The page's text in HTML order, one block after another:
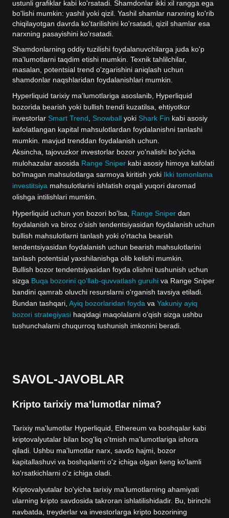
ustunli grafiklar kabi ko'rsatadi. Shamdonlar ikki xil rangga ega
bo'lishi mumkin: yashil yoki qizil. Yashil shamlar narxning ko'rib
chiqilayotgan davrda ko'tarilishini ko'rsatadi, qizil shamlar esa
narxning pasayishini ko'rsatadi.
Shamdonlarning oddiy tuzilishi foydalanuvchilarga juda ko'p
ma'lumotlarni taqdim etishi mumkin. Texnik tahlilchilar,
masalan, potentsial trend o'zgarishini aniqlash uchun
shamdonlar naqshlaridan foydalanishlari mumkin.
Hyperliquid tarixiy ma'lumotlariga asoslanib, Hyperliquid
bozorida bearish yoki bullish trendi kuzatilsa, ehtiyotkor
investorlar Smart Trend Snowball yoki Shark Fin kabi asosiy
kafolatlangan kapital mahsulotlardan foydalanishni tanlashi
mumkin. mavjud trenddan foydalanish uchun.
Aksincha, tajovuzkor investorlar bozor yo'nalishi bo'yicha
mulohazalar asosida Range Sniper kabi asosiy himoya kafolati
bo'lmagan mahsulotlarga sarmoya kiritish yoki Ikki tomonlama
investitsiya mahsulotlarini ishlatish orqali yuqori daromad
olishga intilishlari mumkin.
Hyperliquid uchun yon bozori bo'lsa, Range Sniper dan
foydalanish va biroz o'sish tendentsiyasidan foydalanish uchun
bullish mahsulotlarni tanlash yoki o'rtacha bearish
tendentsiyasidan foydalanish uchun bearish mahsulotlarini
tanlash potentsial yaxshilanishga olib kelishi mumkin.
Bullish bozor tendentsiyasidan foyda olishni tushunish uchun
sizga Buqa bozorini qo'llab-quvvatlash guruhi va Range Sniper
bandini qamrab oluvchi resurslarni o'rganish tavsiya etiladi.
Bundan tashqari, Ayiq bozorlaridan foyda va Yakuniy ayiq
bozori strategiyasi haqidagi maqolalarni o'qish sizga ushbu
tushunchalarni chuqurroq tushunish imkonini beradi.
SAVOL-JAVOBLAR
Kripto tarixiy ma'lumotlar nima?
Tarixiy ma'lumotlar Hyperliquid, Ethereum va boshqalar kabi
kriptovalyutalar bilan bog'liq o'tmish ma'lumotlariga ishora
qiladi. Ushbu ma'lumotlar narx, savdo hajmi, bozor
kapitallashuvi va boshqalarni o'z ichiga olgan keng ko'lamli
ko'rsatkichlarni o'z ichiga oladi.
Kriptovalyutalar bo'yicha tarixiy ma'lumotlarning ahamiyati
ularning kripto savdosida takroran ishlatilishidadir. Bu, birinchi
navbatda, treyderlar va investorlarga kripto bozorining